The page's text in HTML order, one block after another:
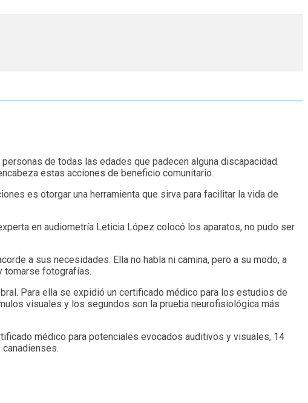
de todas las edades que padecen alguna discapacidad.
estas acciones de beneficio comunitario.
es otorgar una herramienta que sirva para facilitar la vida de
en audiometría Leticia López colocó los aparatos, no pudo ser
a sus necesidades. Ella no habla ni camina, pero a su modo, a
tomarse fotografías.
Para ella se expidió un certificado médico para los estudios de
visuales y los segundos son la prueba neurofisiológica más
médico para potenciales evocados auditivos y visuales, 14